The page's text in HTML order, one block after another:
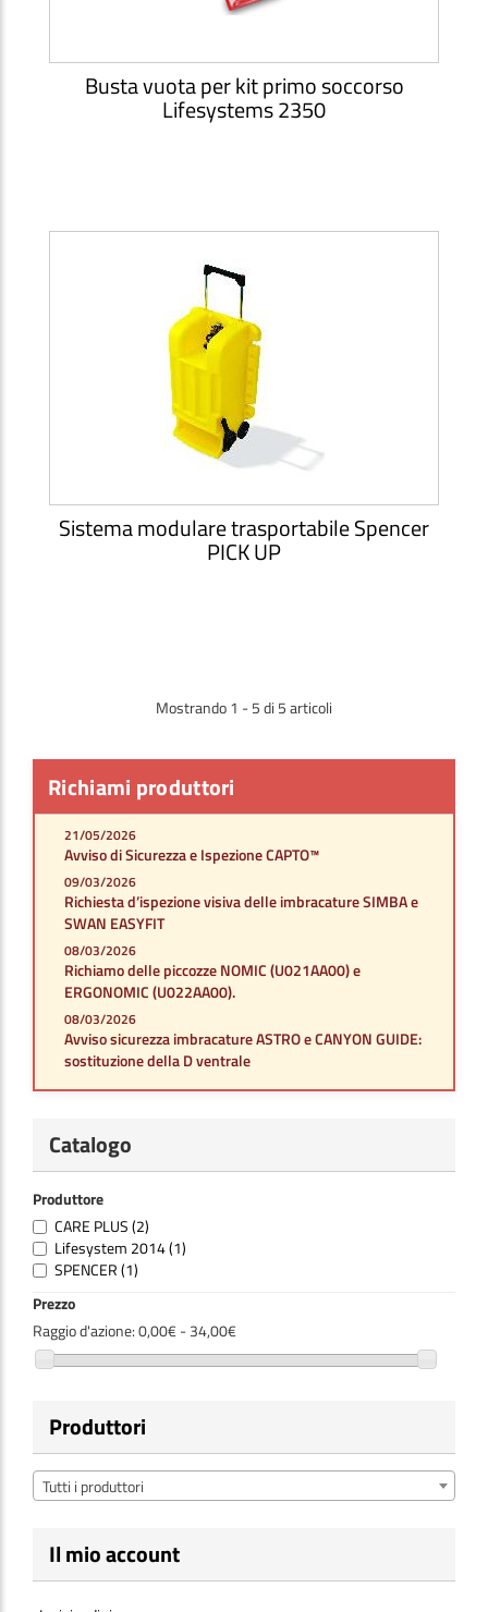
Richiami produttori
21/05/2026
Avviso di Sicurezza e Ispezione CAPTO™
09/03/2026
Richiesta d’ispezione visiva delle imbracature SIMBA e
SWAN EASYFIT
08/03/2026
Richiamo delle piccozze NOMIC (U021AA00) e
ERGONOMIC (U022AA00).
08/03/2026
Avviso sicurezza imbracature ASTRO e CANYON GUIDE:
sostituzione della D ventrale
Catalogo
Produttore
CARE PLUS(2)
Lifesystem 2014(1)
SPENCER(1)
Prezzo
Raggio d'azione:0,00€ - 34,00€
Produttori
Tutti i produttori
Il mio account
Busta vuota per kit primo soccorso
Lifesystems 2350
Sistema modulare trasportabile Spencer
PICK UP
Mostrando 1 - 5 di 5 articoli